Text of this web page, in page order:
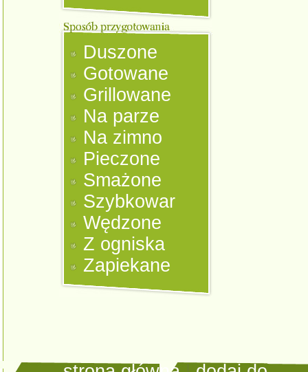
Duszone
Gotowane
Grillowane
Na parze
Na zimno
Pieczone
Smażone
Szybkowar
Wędzone
Z ogniska
Zapiekane